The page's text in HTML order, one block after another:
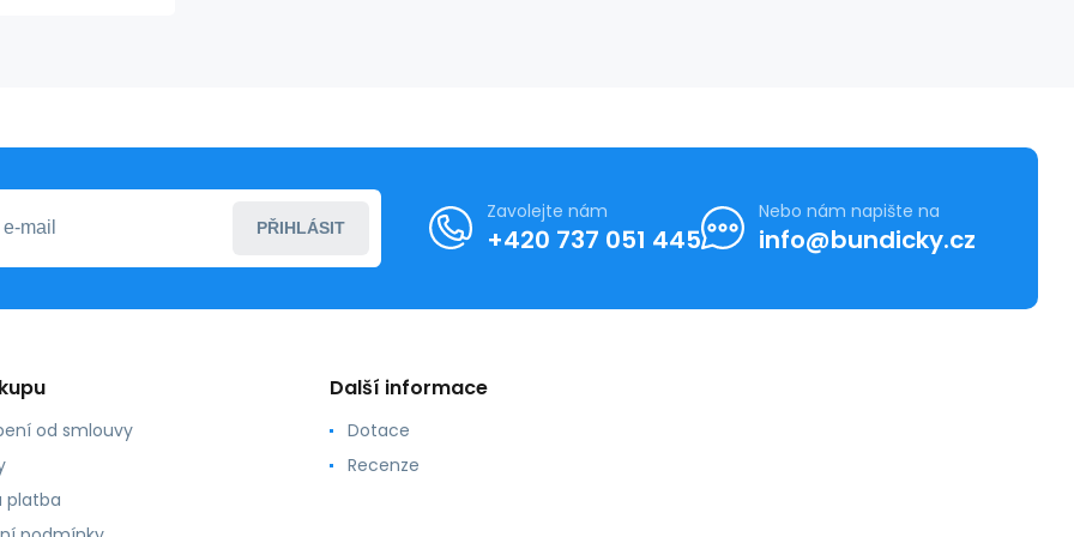
PŘIHLÁSIT
Zavolejte nám
+420 737 051 445
Nebo nám napište na
info@bundicky.cz
od smlouvy
platba
Další informace
Dotace
Recenze